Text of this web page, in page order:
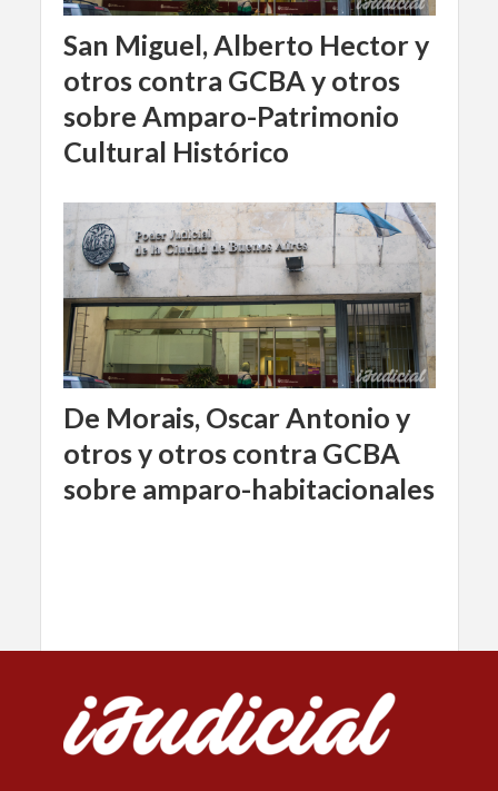
San Miguel, Alberto Hector y
otros contra GCBA y otros
sobre Amparo-Patrimonio
Cultural Histórico
De Morais, Oscar Antonio y
otros y otros contra GCBA
sobre amparo-habitacionales